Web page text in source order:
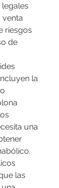
venta
riesgos
de
la
una
las